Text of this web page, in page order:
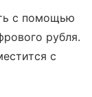
с помощью
рубля.
с